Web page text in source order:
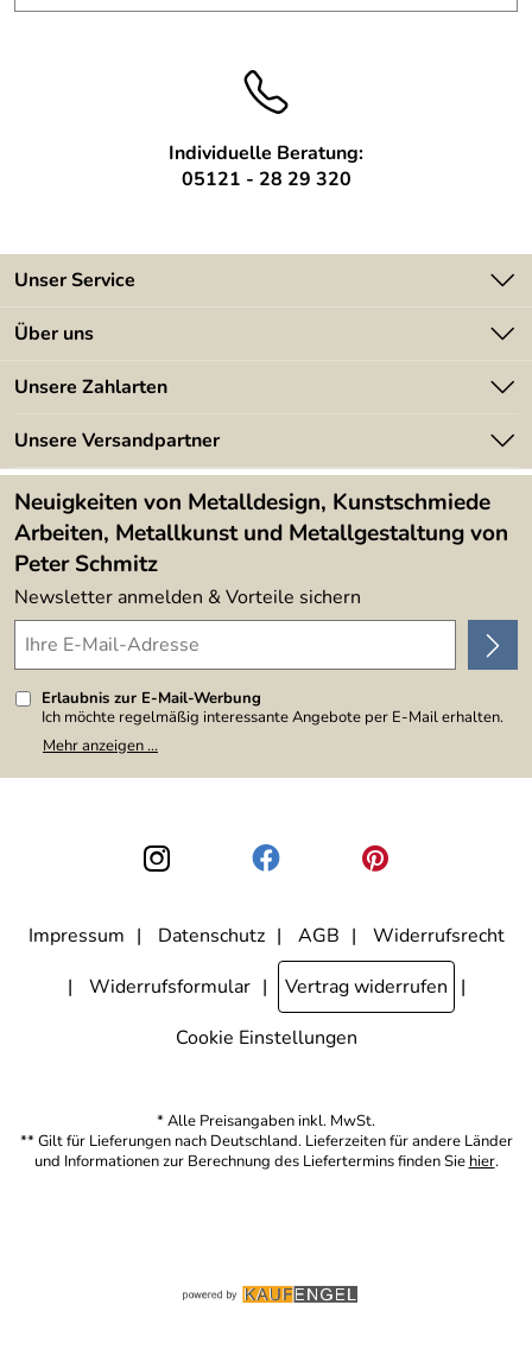
Individuelle Beratung:
05121 - 28 29 320
Unser Service
Kontakt
Kundeninformationen
Newsletter
Lieferbedingungen
Über uns
Angebote
Kundenbewertungen (394)
4,9/5
Unsere Zahlarten
Unsere Versandpartner
Neuigkeiten von Metalldesign, Kunstschmiede
Arbeiten, Metallkunst und Metallgestaltung von
Peter Schmitz
Newsletter anmelden & Vorteile sichern
Erlaubnis zur E-Mail-Werbung
Ich möchte regelmäßig interessante Angebote per E-Mail erhalten.
Meine E-Mail-Adresse wird nicht an andere Unternehmen
weitergegeben. Zu statistischen Zwecken wird in anonymer Form
den Link "Abmelden" am Ende des Newsletters anklicke. Die
Datenschutzerklärung
habe ich zur Kenntnis genommen.
Mehr anzeigen ...
Impressum Datenschutz AGB
Widerrufsrecht
Widerrufsformular
Vertrag widerrufen
Cookie Einstellungen
* Alle Preisangaben inkl. MwSt.
** Gilt für Lieferungen nach Deutschland. Lieferzeiten für andere Länder
und Informationen zur Berechnung des Liefertermins finden Sie hier.